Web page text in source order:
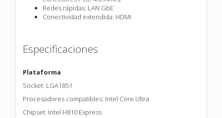
Redes rápidas: LAN GbE
Conectividad extendida: HDMI
Especificaciones
Plataforma
Socket: LGA1851
Procesadores compatibles: Intel Core Ultra
Chipset: Intel H810 Express